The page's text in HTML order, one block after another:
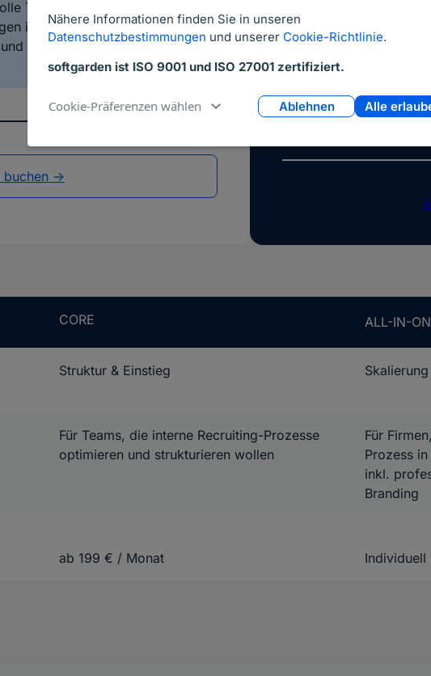
Nähere Informationen finden Sie in unseren
Datenschutzbestimmungen und unserer Cookie-Richtlinie.
softgarden ist ISO 9001 und ISO 27001 zertifiziert.
Cookie-Präferenzen wählen Ablehnen Alle
Transparenz
im Recruiting
einfach zu bedienen
buchen ->
Erweiterbar
CORE ALL-IN-
Struktur & Einstieg
Für Teams, die interne Recruiting-Prozesse
optimieren und strukturieren wollen
Für
Prozess
inkl.
Branding
ab 199 € / Monat Individuell